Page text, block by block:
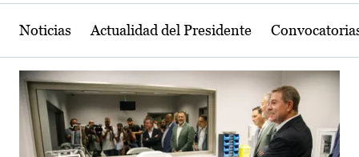
Noticias Actualidad del Presidente